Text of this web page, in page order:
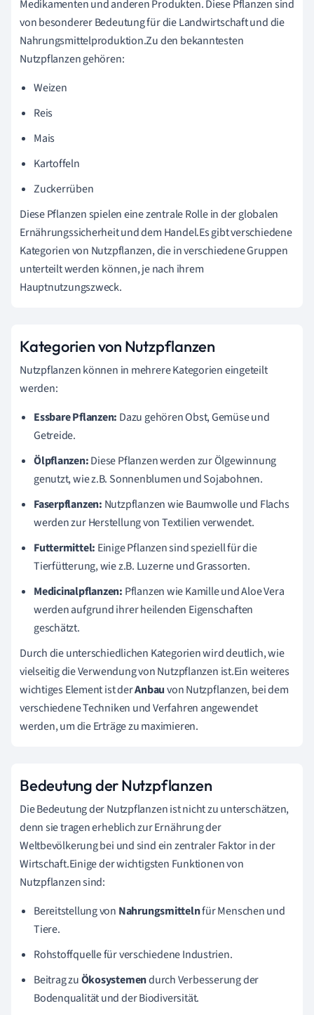
Medikamenten und anderen Produkten. Diese Pflanzen sind
von besonderer Bedeutung für die Landwirtschaft und die
Nahrungsmittelproduktion.Zu den bekanntesten
Nutzpflanzen gehören:
Weizen
Reis
Mais
Kartoffeln
Zuckerrüben
Diese Pflanzen spielen eine zentrale Rolle in der globalen
Ernährungssicherheit und dem Handel.Es gibt verschiedene
Kategorien von Nutzpflanzen, die in verschiedene Gruppen
unterteilt werden können, je nach ihrem
Hauptnutzungszweck.
Kategorien von Nutzpflanzen
Nutzpflanzen können in mehrere Kategorien eingeteilt
werden:
Essbare Pflanzen: Dazu gehören Obst, Gemüse und
Getreide.
Ölpflanzen:Diese Pflanzen werden zur Ölgewinnung
genutzt, wie z.B. Sonnenblumen und Sojabohnen.
Faserpflanzen: Nutzpflanzen wie Baumwolle und Flachs
werden zur Herstellung von Textilien verwendet.
Futtermittel: Einige Pflanzen sind speziell für die
Tierfütterung, wie z.B. Luzerne und Grassorten.
Medicinalpflanzen: Pflanzen wie Kamille und Aloe Vera
werden aufgrund ihrer heilenden Eigenschaften
geschätzt.
Durch die unterschiedlichen Kategorien wird deutlich, wie
vielseitig die Verwendung von Nutzpflanzen ist.Ein weiteres
wichtiges Element ist derAnbauvon Nutzpflanzen, bei dem
verschiedene Techniken und Verfahren angewendet
werden, um die Erträge zu maximieren.
Bedeutung der Nutzpflanzen
Die Bedeutung der Nutzpflanzen ist nicht zu unterschätzen,
denn sie tragen erheblich zur Ernährung der
Weltbevölkerung bei und sind ein zentraler Faktor in der
Wirtschaft.Einige der wichtigsten Funktionen von
Nutzpflanzen sind:
Bereitstellung von Nahrungsmittelnfür Menschen und
Tiere.
Rohstoffquelle für verschiedene Industrien.
Beitrag zuÖkosystemendurch Verbesserung der
Bodenqualität und der Biodiversität.